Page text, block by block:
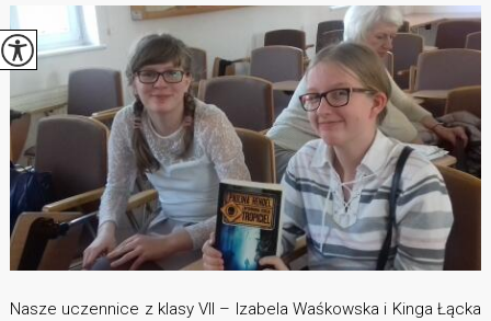
Nasze uczennice z klasy VII – Izabela Waśkowska i Kinga Łącka